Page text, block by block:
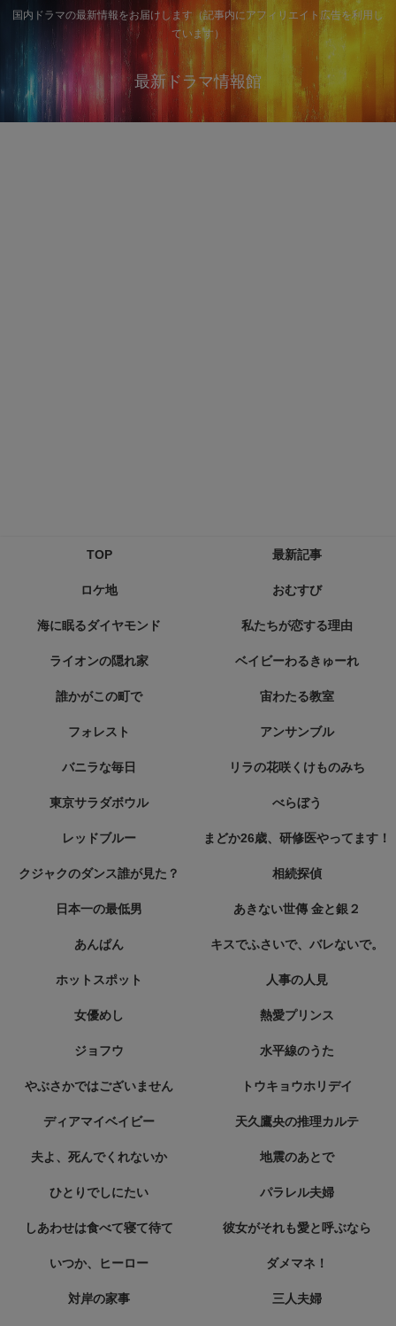
国内ドラマの最新情報をお届けします（記事内にアフィリエイト広告を利用し
ています）
最新ドラマ情報館
TOP 最新記事
ロケ地 おむすび
海に眠るダイヤモンド 私たちが恋する理由
ライオンの隠れ家 ベイビーわるきゅーれ
誰かがこの町で 宙わたる教室
フォレスト アンサンブル
バニラな毎日 リラの花咲くけものみち
東京サラダボウル べらぼう
レッドブルー まどか26歳、研修医やってます！
クジャクのダンス誰が見た？ 相続探偵
日本一の最低男 あきない世傳 金と銀２
あんぱん キスでふさいで、バレないで。
ホットスポット 人事の人見
女優めし 熱愛プリンス
ジョフウ 水平線のうた
やぶさかではございません トウキョウホリデイ
ディアマイベイビー 天久鷹央の推理カルテ
夫よ、死んでくれないか 地震のあとで
ひとりでしにたい パラレル夫婦
しあわせは食べて寝て待て 彼女がそれも愛と呼ぶなら
いつか、ヒーロー ダメマネ！
対岸の家事 三人夫婦